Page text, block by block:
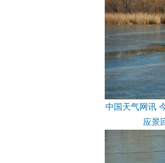
中国天气网讯
应景